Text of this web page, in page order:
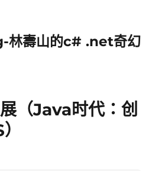
壽山的c# .net奇幻
（Java时代：创